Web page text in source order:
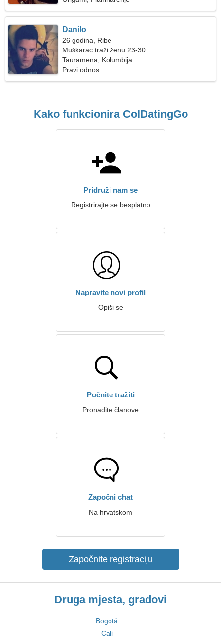
Danilo
26 godina, Ribe
Muškarac traži ženu 23-30
Tauramena, Kolumbija
Pravi odnos
Kako funkcionira ColDatingGo
Pridruži nam se
Registrirajte se besplatno
Napravite novi profil
Opiši se
Počnite tražiti
Pronađite članove
Započni chat
Na hrvatskom
Započnite registraciju
Druga mjesta, gradovi
Bogotá
Cali